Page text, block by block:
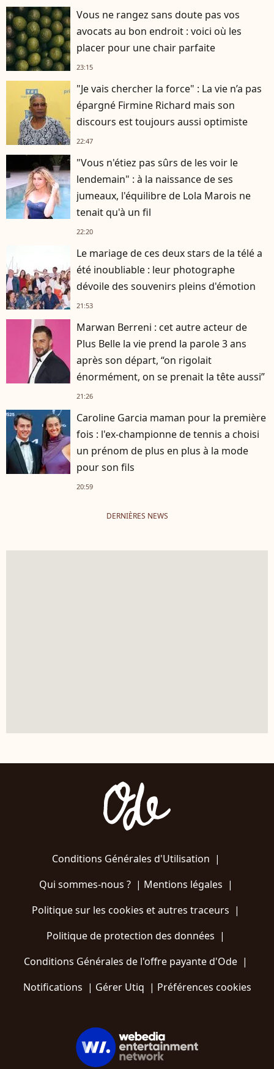
Vous ne rangez sans doute pas vos
avocats au bon endroit : voici où les
placer pour une chair parfaite
23:15
"Je vais chercher la force" : La vie n’a pas
épargné Firmine Richard mais son
discours est toujours aussi optimiste
22:47
"Vous n'étiez pas sûrs de les voir le
lendemain" : à la naissance de ses
jumeaux, l'équilibre de Lola Marois ne
tenait qu'à un fil
22:20
Le mariage de ces deux stars de la télé a
été inoubliable : leur photographe
dévoile des souvenirs pleins d'émotion
21:53
Marwan Berreni : cet autre acteur de
Plus Belle la vie prend la parole 3 ans
après son départ, “on rigolait
énormément, on se prenait la tête aussi”
21:26
Caroline Garcia maman pour la première
fois : l'ex-championne de tennis a choisi
un prénom de plus en plus à la mode
pour son fils
20:59
DERNIÈRES NEWS
Conditions Générales d'Utilisation |
Qui sommes-nous ?| Mentions légales |
Politique sur les cookies et autres traceurs |
Politique de protection des données |
Conditions Générales de l'offre payante d'Ode |
Notifications | Gérer Utiq | Préférences cookies